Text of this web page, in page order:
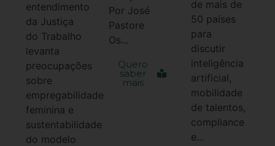
entendimento
da Justiça
do Trabalho
levanta
preocupações
sobre
empregabilidade
feminina e
sustentabilidade
do modelo
Por José
Pastore
Os...
Quero
saber
mais
de mais de
50 países
para
discutir
inteligência
artificial,
mobilidade
de talentos,
compliance
e...